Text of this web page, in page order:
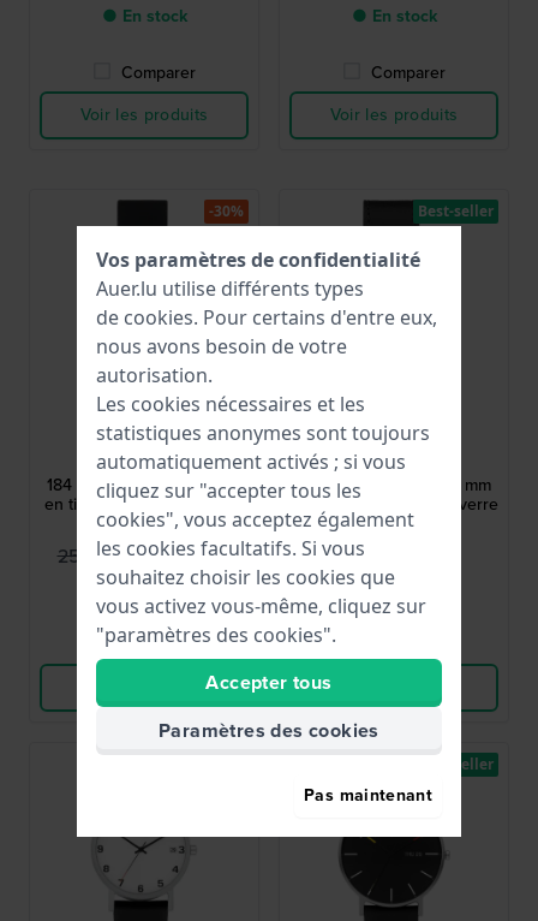
● En stock
Comparer
Voir les produits
● En stock
Comparer
Voir les produits
Jacob Jensen
JJ184
184 Classic 37 mm Montre
en titane avec verre saphir
259,00 € 179,95 €
● En stock
Comparer
Voir les produits
-30%
Jacob Jensen
JJ164
164 Contemporary 40 mm
Montre en titane avec verre
saphir
249,00 €
● En stock
Voir les produits
Best-seller
Best-seller
Vos paramètres de confidentialité
Auer.lu utilise différents types
de cookies. Pour certains d'entre eux,
nous avons besoin de votre
autorisation.
Les cookies nécessaires et les
statistiques anonymes sont toujours
automatiquement activés ; si vous
cliquez sur "accepter tous les
cookies", vous acceptez également
les cookies facultatifs. Si vous
souhaitez choisir les cookies que
vous activez vous-même, cliquez sur
"paramètres des cookies".
Accepter tous
Paramètres des cookies
Pas maintenant